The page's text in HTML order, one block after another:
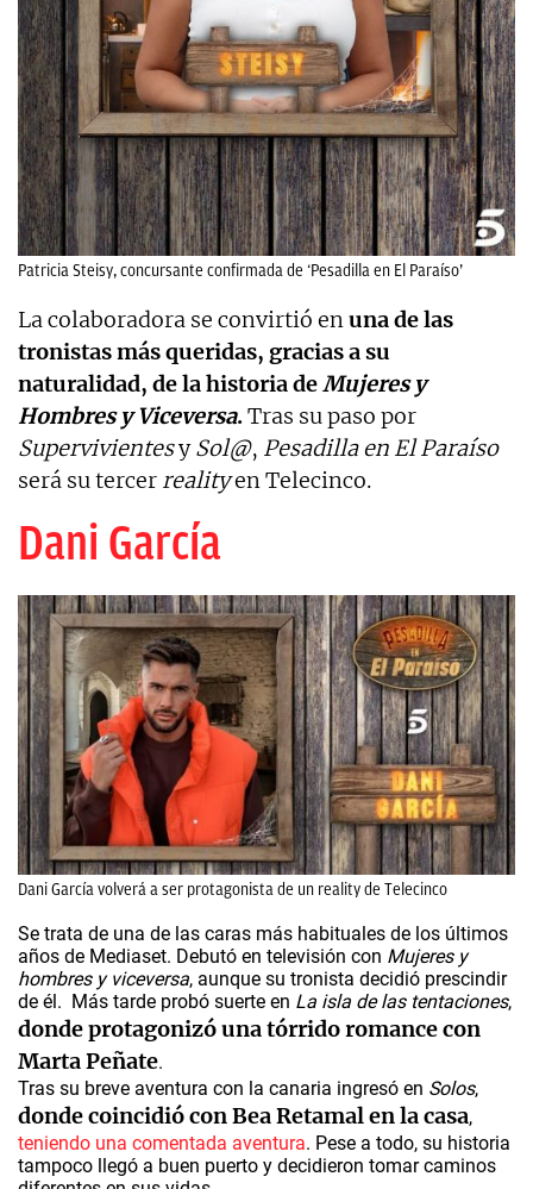
Patricia Steisy, concursante confirmada de ‘Pesadilla en El Paraíso’
La colaboradora se convirtió enuna de las
tronistas más queridas, gracias a su
naturalidad, de la historia deMujeres y
Hombres y Viceversa.Tras su paso por
SupervivientesySol@, Pesadilla en El Paraíso
será su tercer realityen Telecinco.
Dani García
Dani García volverá a ser protagonista de un reality de Telecinco
Se trata de una de las caras más habituales de los últimos
años de Mediaset. Debutó en televisión con Mujeres y
hombres y viceversa, aunque su tronista decidió prescindir
de él. Más tarde probó suerte en La isla de las tentaciones,
donde protagonizó una tórrido romance con
Marta Peñate.
Tras su breve aventura con la canaria ingresó en Solos,
donde coincidió con Bea Retamal en la casa,
teniendo una comentada aventura. Pese a todo, su historia
tampoco llegó a buen puerto y decidieron tomar caminos